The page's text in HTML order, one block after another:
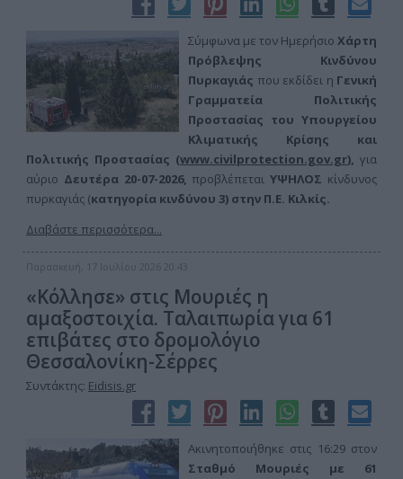
Σύμφωνα με τον Ημερήσιο Χάρτη
Πρόβλεψης Κινδύνου
Πυρκαγιάς που εκδίδει η Γενική
Γραμματεία Πολιτικής
Προστασίας του Υπουργείου
Κλιματικής Κρίσης και
Πολιτικής Προστασίας (www.civilprotection.gov.gr), για
αύριο Δευτέρα 20-07-2026, προβλέπεταιΥΨΗΛΟΣ κίνδυνος
πυρκαγιάς (κατηγορία κινδύνου 3) στην Π.Ε. Κιλκίς.
Διαβάστε περισσότερα...
Παρασκευή, 17 Ιουλίου 2026 20:43
«Κόλλησε» στις Μουριές η
αμαξοστοιχία. Ταλαιπωρία για 61
επιβάτες στο δρομολόγιο
Θεσσαλονίκη-Σέρρες
Συντάκτης: Eidisis.gr
Ακινητοποιήθηκε στις 16:29 στον
Σταθμό Μουριές με 61